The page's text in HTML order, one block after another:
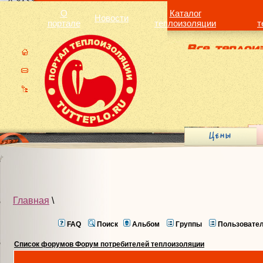
О
портале
Новости
Каталог
теплоизоляции
Главная \
FAQ Поиск Альбом Группы
Список форумов Форум потребителей теплоизоляции